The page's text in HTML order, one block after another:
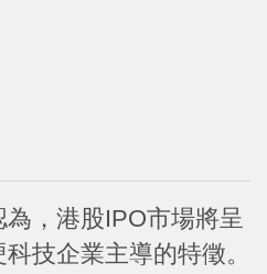
，港股IPO市場將呈
技企業主導的特徵。